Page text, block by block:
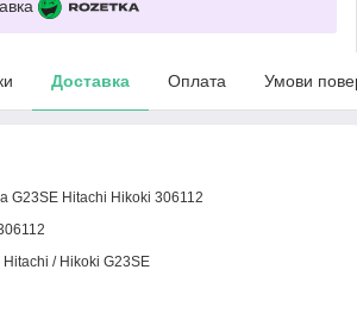
Доставка Оплата Умови
G23SE Hitachi Hikoki 306112
Hitachi / Hikoki G23SE